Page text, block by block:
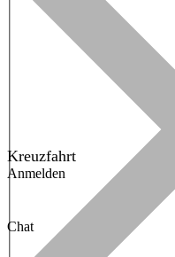
Kreuzfahrt
Anmelden
Chat